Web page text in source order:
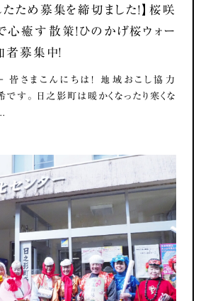
たため募集を締切ました！】桜咲
心癒す散策！ひのかげ桜ウォー
募集中！
さまこんにちは！ 地域おこし協力
す。 日之影町は暖かくなったり寒くな